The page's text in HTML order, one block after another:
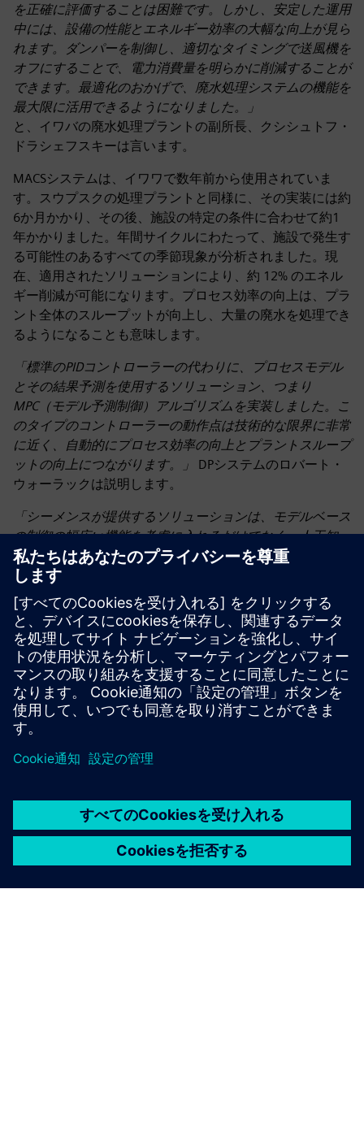
を正確に評価することは困難です。しかし、安定した運用
中には、設備の性能とエネルギー効率の大幅な向上が見ら
れます。ダンパーを制御し、適切なタイミングで送風機を
オフにすることで、電力消費量を明らかに削減することが
できます。最適化のおかげで、廃水処理システムの機能を
最大限に活用できるようになりました。」
と、イワバの廃水処理プラントの副所長、クシシュトフ・
ドラシェフスキーは言います。
MACSシステムは、イワワで数年前から使用されていま
す。スウプスクの処理プラントと同様に、その実装には約
6か月かかり、その後、施設の特定の条件に合わせて約1
年かかりました。年間サイクルにわたって、施設で発生す
る可能性のあるすべての季節現象が分析されました。現
在、適用されたソリューションにより、約 12% のエネル
ギー削減が可能になります。プロセス効率の向上は、プラ
ント全体のスループットが向上し、大量の廃水を処理でき
るようになることも意味します。
「標準のPIDコントローラーの代わりに、プロセスモデル
とその結果予測を使用するソリューション、つまり
MPC（モデル予測制御）アルゴリズムを実装しました。こ
のタイプのコントローラーの動作点は技術的な限界に非常
に近く、自動的にプロセス効率の向上とプラントスループ
ットの向上につながります。」
DPシステムのロバート・
ウォーラックは説明します。
「シーメンスが提供するソリューションは、モデルベース
の制御の幅広い機能を考慮に入れるだけでなく、人工知
能、つまり機械学習（ディープラーニング）もサポートし
ています。これらすべてが制御効率を高め、エネルギー消
費を最適化してプロセス性能を向上させる機会を増やしま
す。」シーメンス・ポルスカのミハウ・ウルリンスキー
を強調しています。
実装されたソリューションは、化学プロセスで得られるバ
イオガスの量を最大化するのに役立ちます。MACSシステ
ムのもう一つの利点は、特定のタスクに必要な時間を短縮
「ある面では、労働投入量を減らすことができました。こ
れは、とりわけ二次浄化装置の制御に当てはまります。近
代化以前は、汚泥レベルを調整するためにゲートを手動で
調整する必要がありましたが、現在ではこのプロセスは完
全に自動化されています。」